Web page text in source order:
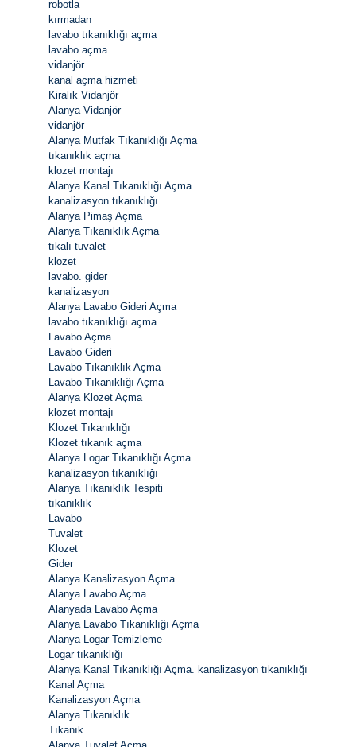
robotla
kırmadan
lavabo tıkanıklığı açma
lavabo açma
vidanjör
kanal açma hizmeti
Kiralık Vidanjör
Alanya Vidanjör
vidanjör
Alanya Mutfak Tıkanıklığı Açma
tıkanıklık açma
klozet montajı
Alanya Kanal Tıkanıklığı Açma
kanalizasyon tıkanıklığı
Alanya Pimaş Açma
Alanya Tıkanıklık Açma
tıkalı tuvalet
klozet
lavabo. gider
kanalizasyon
Alanya Lavabo Gideri Açma
lavabo tıkanıklığı açma
Lavabo Açma
Lavabo Gideri
Lavabo Tıkanıklık Açma
Lavabo Tıkanıklığı Açma
Alanya Klozet Açma
klozet montajı
Klozet Tıkanıklığı
Klozet tıkanık açma
Alanya Logar Tıkanıklığı Açma
kanalizasyon tıkanıklığı
Alanya Tıkanıklık Tespiti
tıkanıklık
Lavabo
Tuvalet
Klozet
Gider
Alanya Kanalizasyon Açma
Alanya Lavabo Açma
Alanyada Lavabo Açma
Alanya Lavabo Tıkanıklığı Açma
Alanya Logar Temizleme
Logar tıkanıklığı
Alanya Kanal Tıkanıklığı Açma. kanalizasyon tıkanıklığı
Kanal Açma
Kanalizasyon Açma
Alanya Tıkanıklık
Tıkanık